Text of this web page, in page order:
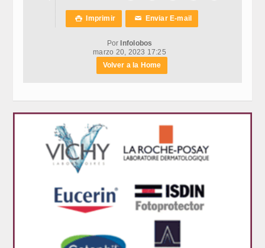
 Imprimir ✉ Enviar E-mail
PorInfolobos
marzo 20, 2023 17:25
Volver a la Home